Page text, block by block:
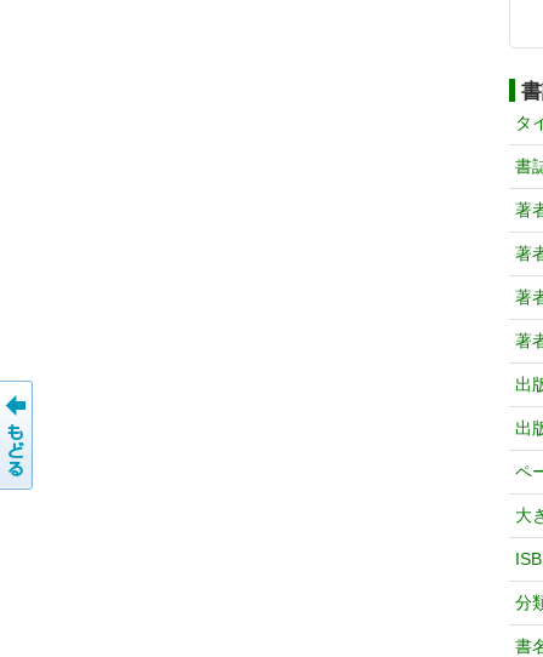
タ
書
著
著
著
著
出
出
ペ
大
分
書